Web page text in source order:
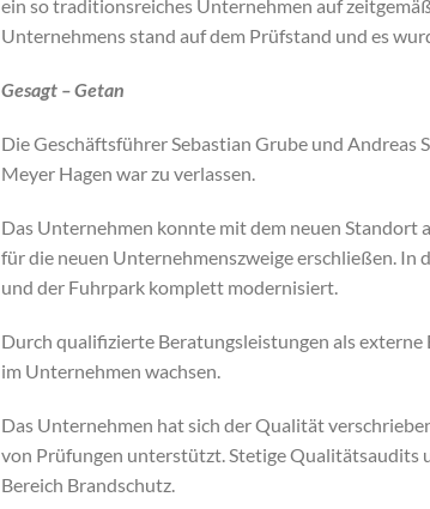
ein so traditionsreiches Unternehmen auf
Unternehmens stand auf dem Prüfstand und es
Gesagt – Getan
Die Geschäftsführer Sebastian Grube und Andreas
Meyer Hagen war zu verlassen.
Das Unternehmen konnte mit dem neuen Standort
für die neuen Unternehmenszweige erschließen. In
und der Fuhrpark komplett modernisiert.
Durch qualifizierte Beratungsleistungen als
im Unternehmen wachsen.
Das Unternehmen hat sich der Qualität
von Prüfungen unterstützt. Stetige Qualitätsaudits
Bereich Brandschutz.